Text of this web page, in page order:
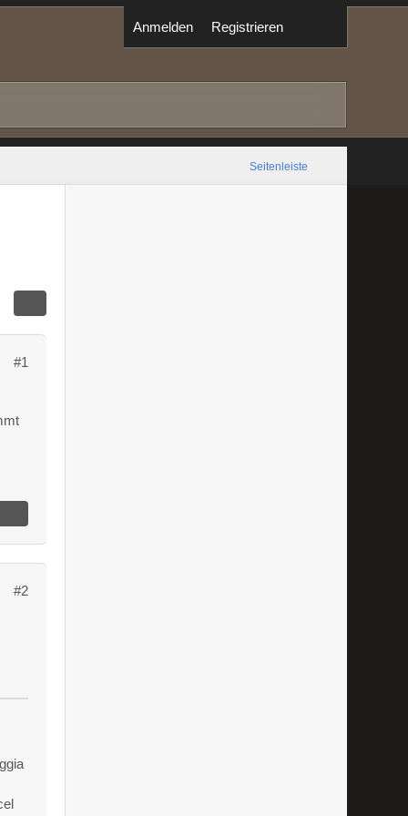
Anmelden Registrieren
Seitenleiste
#1
#2